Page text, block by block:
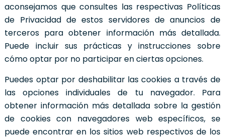
aconsejamos que consultes las respectivas Políticas
de Privacidad de estos servidores de anuncios de
terceros para obtener información más detallada.
Puede incluir sus prácticas y instrucciones sobre
cómo optar por no participar en ciertas opciones.
Puedes optar por deshabilitar las cookies a través de
las opciones individuales de tu navegador. Para
obtener información más detallada sobre la gestión
de cookies con navegadores web específicos, se
puede encontrar en los sitios web respectivos de los